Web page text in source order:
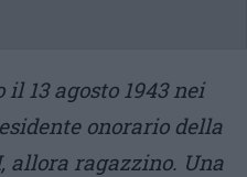
13 agosto 1943 nei
onorario della
allora ragazzino. Una